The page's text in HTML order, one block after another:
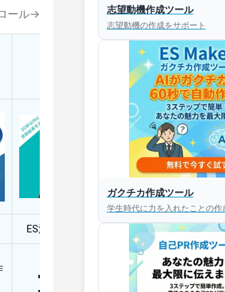
ール→
添削してほしい！
ES添削・面接対策アプリ【無料】
30秒以内にあなたのESを添削
志望動機作成ツール
志望動機の作成をサポート
ガクチカ作成ツール
学生時代に力を入れたことの作